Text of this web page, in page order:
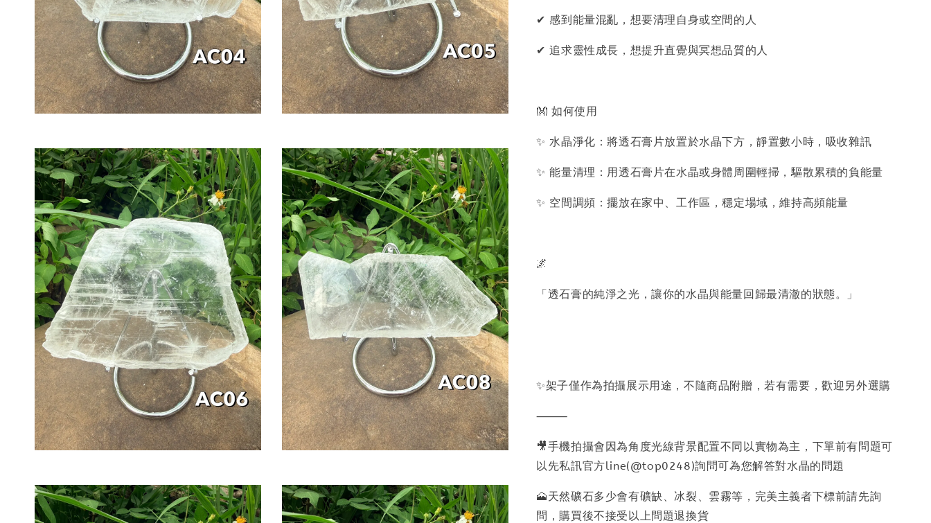
✔ 感到能量混亂，想要清理自身或空間的人
✔ 追求靈性成長，想提升直覺與冥想品質的人
👐 如何使用
✨ 水晶淨化：將透石膏片放置於水晶下方，靜置數小時，吸收雜訊
✨ 能量清理：用透石膏片在水晶或身體周圍輕掃，驅散累積的負能量
✨ 空間調頻：擺放在家中、工作區，穩定場域，維持高頻能量
🌌
「透石膏的純淨之光，讓你的水晶與能量回歸最清澈的狀態。」
✨架子僅作為拍攝展示用途，不隨商品附贈，若有需要，歡迎另外選購
⸻
🎥手機拍攝會因為角度光線背景配置不同以實物為主，下單前有問題可
以先私訊官方line(@top0248)詢問可為您解答對水晶的問題
🗻天然礦石多少會有礦缺、冰裂、雲霧等，完美主義者下標前請先詢
問，購買後不接受以上問題退換貨